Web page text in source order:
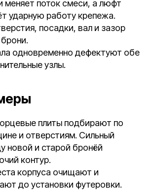
меняет поток смеси, а люфт
ударную работу крепежа.
посадки, вал и зазор
одновременно дефектуют обе
узлы.
плиты подбирают по
и отверстиям. Сильный
новой и старой бронёй
контур.
корпуса очищают и
до установки футеровки.